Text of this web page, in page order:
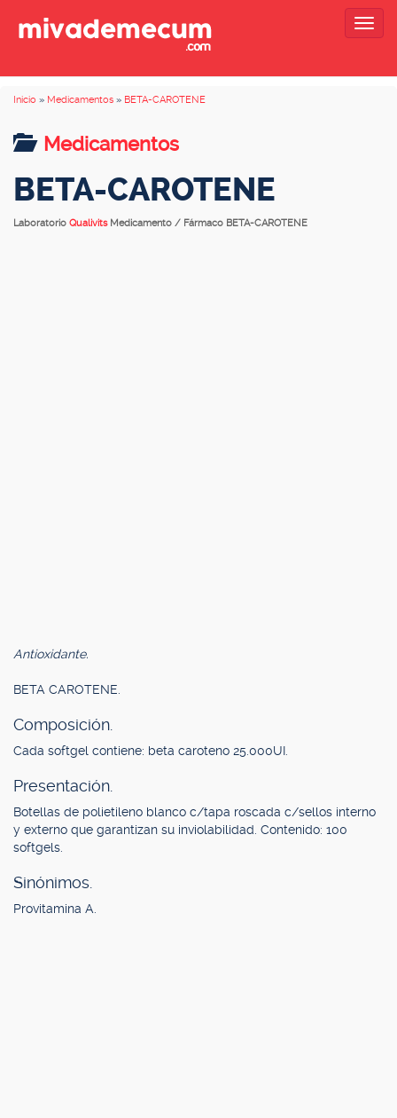
Inicio » Medicamentos » BETA-CAROTENE
Medicamentos
BETA-CAROTENE
Laboratorio Qualivits Medicamento / Fármaco BETA-CAROTENE
Antioxidante.
BETA CAROTENE.
Composición.
Cada softgel contiene: beta caroteno 25.000UI.
Presentación.
Botellas de polietileno blanco c/tapa roscada c/sellos interno
y externo que garantizan su inviolabilidad. Contenido: 100
softgels.
Sinónimos.
Provitamina A.